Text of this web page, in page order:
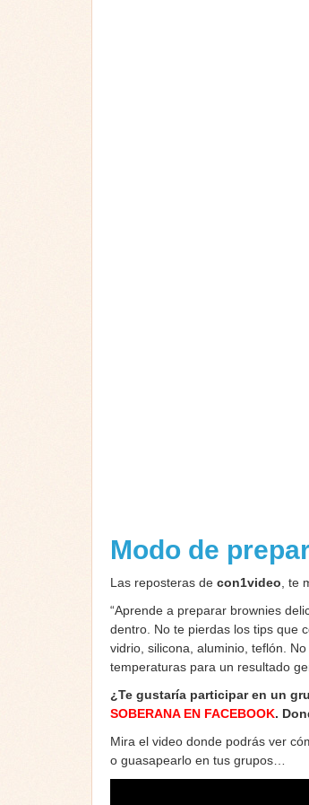
Modo de
Las reposteras de con1video , te
“Aprende a preparar brownies
dentro. No te pierdas los tips que
vidrio, silicona, aluminio, teflón.
temperaturas para un resultado
¿Te gustaría participar en un
SOBERANA EN FACEBOOK.
Mira el video donde podrás ver
o guasapearlo en tus grupos…